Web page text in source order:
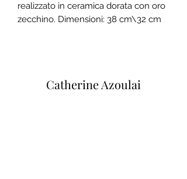
realizzato in ceramica dorata con oro
zecchino. Dimensioni: 38 cm\32 cm
Catherine Azoulai